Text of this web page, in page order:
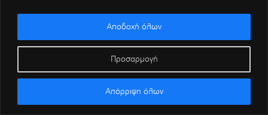
Προσαρμογή
Απόρριψη όλων
Αποδοχή όλων